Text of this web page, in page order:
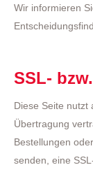
Wir informieren
SSL-
Diese Seite nutzt
Übertragung
Bestellungen
senden, eine